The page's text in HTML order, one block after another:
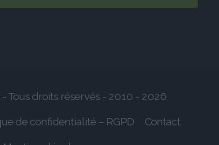
Tous droits réservés - 2010 - 2026
de confidentialité – RGPD Contact